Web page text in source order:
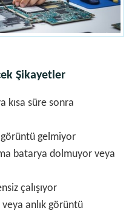
Şikayetler
kısa süre sonra
görüntü gelmiyor
batarya dolmuyor veya
çalışıyor
veya anlık görüntü